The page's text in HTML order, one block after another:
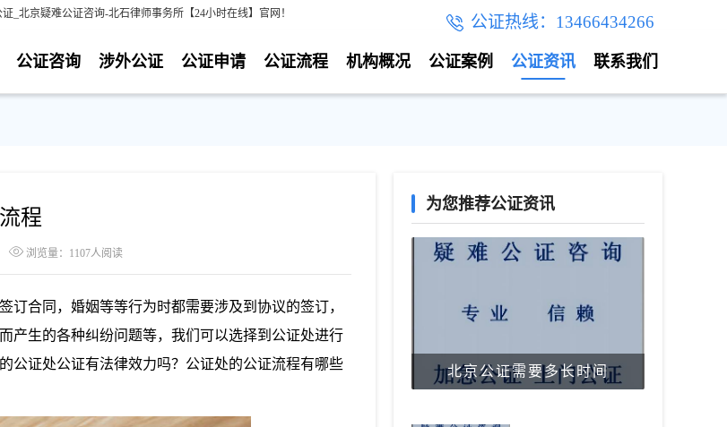
_北京疑难公证咨询-北石律师事务所【24小时在线】官网！ 公证热线：13466434266
联系我们
公证资讯
公证案例
机构概况
公证流程
公证申请
涉外公证
公证咨询
程
浏览量：1107人阅读
合同，婚姻等等行为时都需要涉及到协议的签订，
产生的各种纠纷问题等，我们可以选择到公证处进行
公证处公证有法律效力吗？公证处的公证流程有哪些
为您推荐公证资讯
北京公证需要多长时间